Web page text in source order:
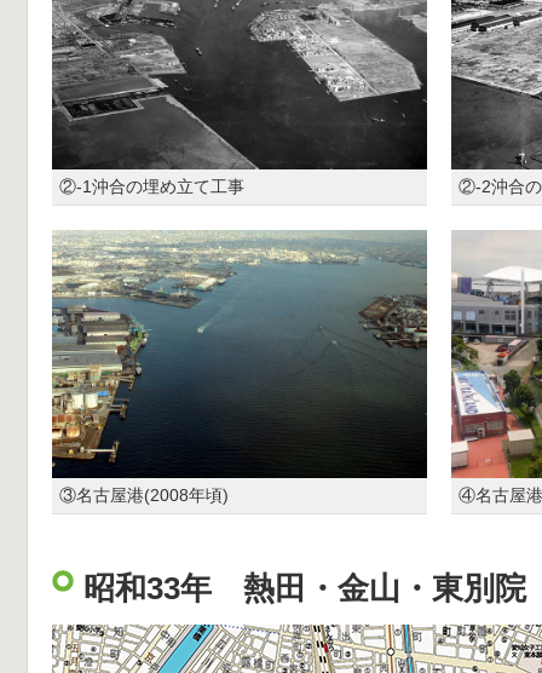
②-1沖合の埋め立て工事 ②-2沖合の
③名古屋港(2008年頃) ④名古屋
昭和33年 熱田・金山・東別院